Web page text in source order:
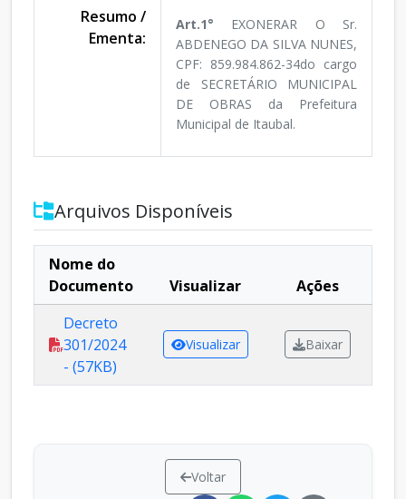
Resumo /
Ementa:
Art.1° EXONERAR O Sr.
ABDENEGO DA SILVA NUNES,
CPF: 859.984.862-34do cargo
de SECRETÁRIO MUNICIPAL
DE OBRAS da Prefeitura
Municipal de Itaubal.
Arquivos Disponíveis
Nome do
Documento
Visualizar
Ações
Decreto
301/2024
- (57KB)
Visualizar Baixar
Voltar